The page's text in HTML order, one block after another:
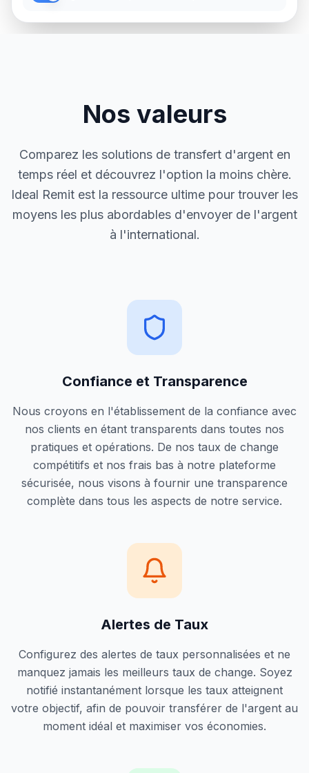
Nos valeurs
Comparez les solutions de transfert d'argent en
temps réel et découvrez l'option la moins chère.
Ideal Remit est la ressource ultime pour trouver les
moyens les plus abordables d'envoyer de l'argent
à l'international.
Confiance et Transparence
Nous croyons en l'établissement de la confiance avec
nos clients en étant transparents dans toutes nos
pratiques et opérations. De nos taux de change
compétitifs et nos frais bas à notre plateforme
sécurisée, nous visons à fournir une transparence
complète dans tous les aspects de notre service.
Alertes de Taux
Configurez des alertes de taux personnalisées et ne
manquez jamais les meilleurs taux de change. Soyez
notifié instantanément lorsque les taux atteignent
votre objectif, afin de pouvoir transférer de l'argent au
moment idéal et maximiser vos économies.